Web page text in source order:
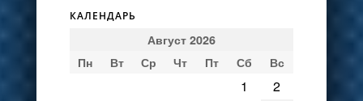
КАЛЕНДАРЬ
Август 2026
Пн
Вт Ср Чт Пт Сб Вс
1
2